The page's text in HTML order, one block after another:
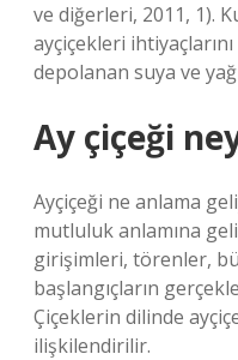
ve diğerleri, 2011, 1).
ayçiçekleri
depolanan suya ve
Ay çiçeği
Ayçiçeği ne anlama
mutluluk anlamına
girişimleri, törenler,
başlangıçların
Çiçeklerin dilinde
ilişkilendirilir.